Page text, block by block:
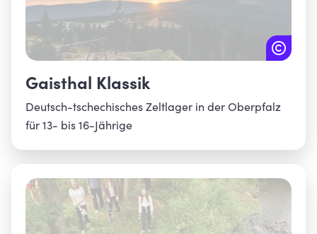
Gaisthal Klassik
Deutsch-tschechisches Zeltlager in der Oberpfalz
für 13- bis 16-Jährige